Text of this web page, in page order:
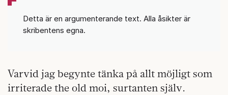
Detta är en argumenterande text. Alla åsikter är
skribentens egna.
Varvid jag begynte tänka på allt möjligt som
irriterade the old moi, surtanten själv.